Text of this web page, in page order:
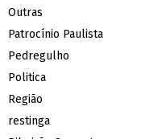
Outras
Patrocínio Paulista
Pedregulho
Politica
Região
restinga